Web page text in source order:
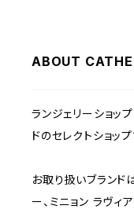
C70
C75
BEIGE
NAVY
1000~
2000~
ABOUT CATHE
ランジェリーショッ
ドのセレクトショップ
お取り扱いブランド
ー、ミニョン ラヴィ